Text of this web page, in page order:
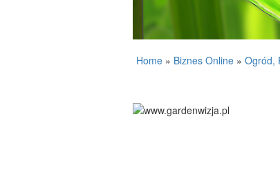
Home » Biznes Online » Ogród,